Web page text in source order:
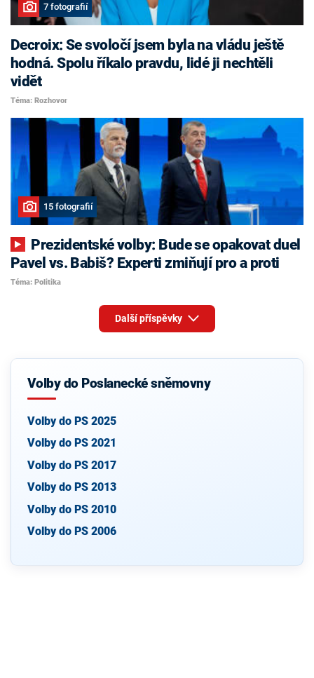
7 fotografií
Decroix: Se svoločí jsem byla na vládu ještě
hodná. Spolu říkalo pravdu, lidé ji nechtěli
vidět
Téma: Rozhovor
15 fotografií
Pavel vs. Babiš? Experti zmiňují pro a proti
Téma: Politika
Další příspěvky
Volby do Poslanecké sněmovny
Volby do PS 2025
Volby do PS 2021
Volby do PS 2017
Volby do PS 2013
Volby do PS 2010
Volby do PS 2006